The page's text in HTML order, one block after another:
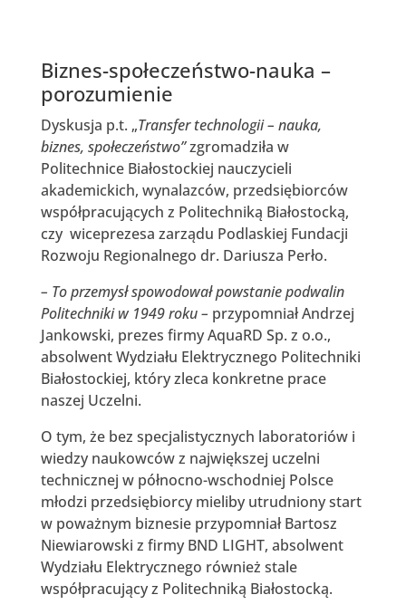
Biznes-społeczeństwo-nauka –
porozumienie
Dyskusja p.t. „Transfer technologii – nauka,
biznes, społeczeństwo”zgromadziła w
Politechnice Białostockiej nauczycieli
akademickich, wynalazców, przedsiębiorców
współpracujących z Politechniką Białostocką,
czy wiceprezesa zarządu Podlaskiej Fundacji
Rozwoju Regionalnego dr. Dariusza Perło.
– To przemysł spowodował powstanie podwalin
Politechniki w 1949 roku – przypomniał Andrzej
Jankowski, prezes firmy AquaRD Sp. z o.o.,
absolwent Wydziału Elektrycznego Politechniki
Białostockiej, który zleca konkretne prace
naszej Uczelni.
O tym, że bez specjalistycznych laboratoriów i
wiedzy naukowców z największej uczelni
technicznej w północno-wschodniej Polsce
młodzi przedsiębiorcy mieliby utrudniony start
w poważnym biznesie przypomniał Bartosz
Niewiarowski z firmy BND LIGHT, absolwent
Wydziału Elektrycznego również stale
współpracujący z Politechniką Białostocką.